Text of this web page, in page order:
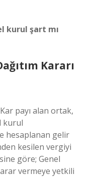
kurul şart mı
Kararı
payı alan ortak,
kurul
hesaplanan gelir
kesilen vergiyi
göre; Genel
vermeye yetkili